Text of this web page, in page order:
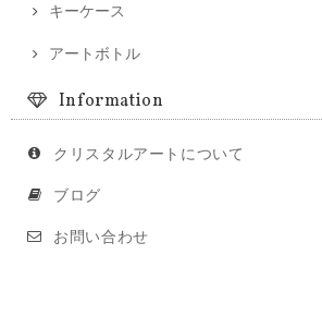
キーケース
アートボトル
Information
クリスタルアートについて
ブログ
お問い合わせ